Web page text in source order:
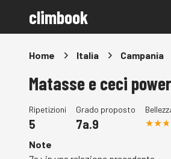
climbook
Home Italia Campania
Matasse e ceci power
Ripetizioni
5
Grado proposto
7a.9
Note